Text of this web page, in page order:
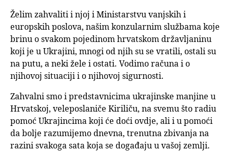
Želim zahvaliti i njoj i Ministarstvu vanjskih i
europskih poslova, našim konzularnim službama koje
brinu o svakom pojedinom hrvatskom državljaninu
koji je u Ukrajini, mnogi od njih su se vratili, ostali su
na putu, a neki žele i ostati. Vodimo računa i o
njihovoj situaciji i o njihovoj sigurnosti.
Zahvalni smo i predstavnicima ukrajinske manjine u
Hrvatskoj, veleposlaniče Kiriliču, na svemu što radiu
pomoć Ukrajincima koji će doći ovdje, ali i u pomoći
da bolje razumijemo dnevna, trenutna zbivanja na
razini svakoga sata koja se događaju u vašoj zemlji.